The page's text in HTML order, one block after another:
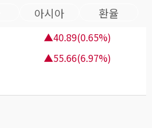
아시아 환율
▲40.89(0.65%)
▲55.66(6.97%)